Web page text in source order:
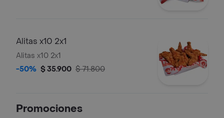
Alitas x10 2x1
Alitas x10 2x1
-50% $ 35.900 $ 71.800
Promociones